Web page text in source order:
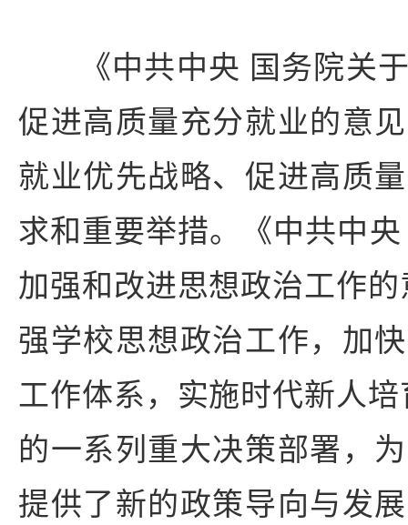
《中共中央 国务院关
促进高质量充分就业的意
就业优先战略、促进高质
求和重要举措。《中共中
加强和改进思想政治工作
强学校思想政治工作，加
工作体系，实施时代新人
的一系列重大决策部署，
提供了新的政策导向与发